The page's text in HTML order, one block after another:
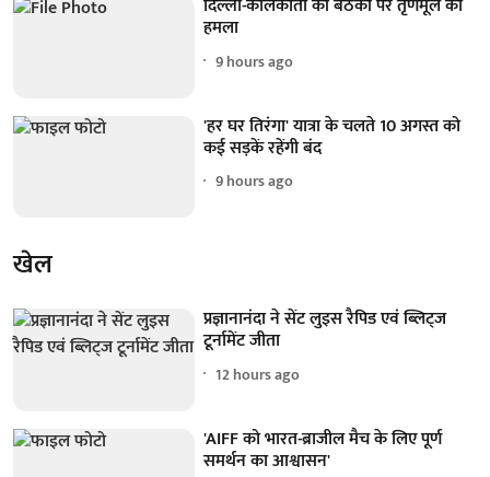
दिल्ली-कोलकाता की बैठकों पर तृणमूल का
हमला
9 hours ago
'हर घर तिरंगा' यात्रा के चलते 10 अगस्त को
कई सड़कें रहेंगी बंद
9 hours ago
खेल
प्रज्ञानानंदा ने सेंट लुइस रैपिड एवं ब्लिट्ज
टूर्नामेंट जीता
12 hours ago
'AIFF को भारत-ब्राजील मैच के लिए पूर्ण
समर्थन का आश्वासन'